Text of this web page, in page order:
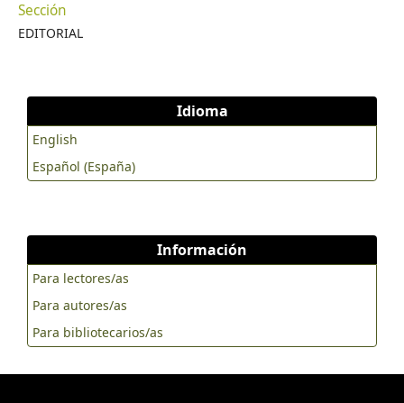
Sección
EDITORIAL
Idioma
English
Español (España)
Información
Para lectores/as
Para autores/as
Para bibliotecarios/as